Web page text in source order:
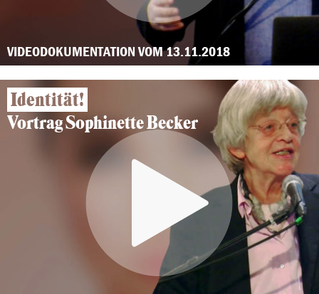
VIDEODOKUMENTATION VOM 13.11.2018
Identität!
Vortrag Sophinette Becker